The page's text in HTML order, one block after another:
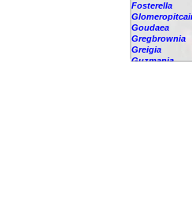
Fosterella
Goudaea
Gregbrownia
Greigia
Guzmania